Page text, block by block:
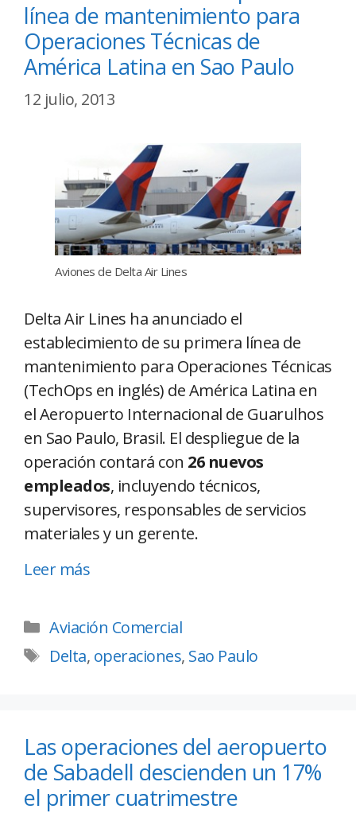
línea de mantenimiento para
Operaciones Técnicas de
América Latina en Sao Paulo
12 julio, 2013
Aviones de Delta Air Lines
Delta Air Lines ha anunciado el
establecimiento de su primera línea de
mantenimiento para Operaciones Técnicas
(TechOps en inglés) de América Latina en
el Aeropuerto Internacional de Guarulhos
en Sao Paulo, Brasil. El despliegue de la
operación contará con 26 nuevos
empleados, incluyendo técnicos,
supervisores, responsables de servicios
materiales y un gerente.
Leer más
Aviación Comercial
Delta, operaciones, Sao Paulo
Las operaciones del aeropuerto
de Sabadell descienden un 17%
el primer cuatrimestre